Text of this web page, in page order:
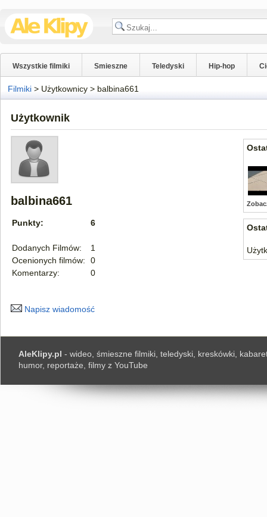
Wszystkie filmiki Smieszne Teledyski Hip-hop
Filmiki > Użytkownicy > balbina661
Użytkownik
balbina661
Punkty: 6
Dodanych Filmów:
1
Ocenionych filmów:
0
Komentarzy:
0
Napisz wiadomość
AleKlipy.pl - wideo, śmieszne filmiki, teledyski, kreskówki,
humor, reportaże, filmy z YouTube